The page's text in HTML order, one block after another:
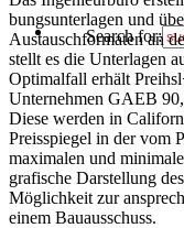
Search for:
bungsunterlagen und
Austauschformaten an
stellt es die Unterlagen
Optimalfall erhält
Unternehmen GAEB
Diese werden in
Preisspiegel in der vom
maximalen und
grafische Darstellung
Möglichkeit zur
einem Bauausschuss.